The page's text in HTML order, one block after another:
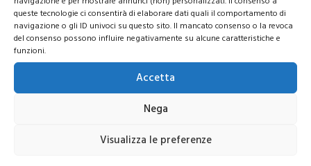
queste tecnologie ci consentirà di elaborare dati quali il comportamento di
navigazione o gli ID univoci su questo sito. Il mancato consenso o la revoca
del consenso possono influire negativamente su alcune caratteristiche e
funzioni.
Accetta
Nega
Visualizza le preferenze